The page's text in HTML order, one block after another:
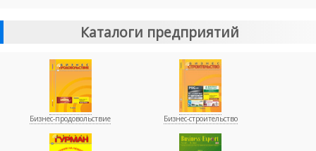
Каталоги предприятий
Бизнес-продовольствие Бизнес-строительство